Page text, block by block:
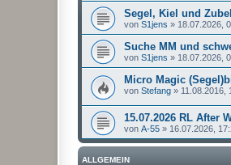
Segel, Kiel und
von S1jens » 18.07.2026,
Suche MM und
von S1jens » 18.07.2026,
Micro Magic
von Stefang » 11.08.2016,
15.07.2026 RL After
von A-55 » 16.07.2026,
ALLGEMEIN